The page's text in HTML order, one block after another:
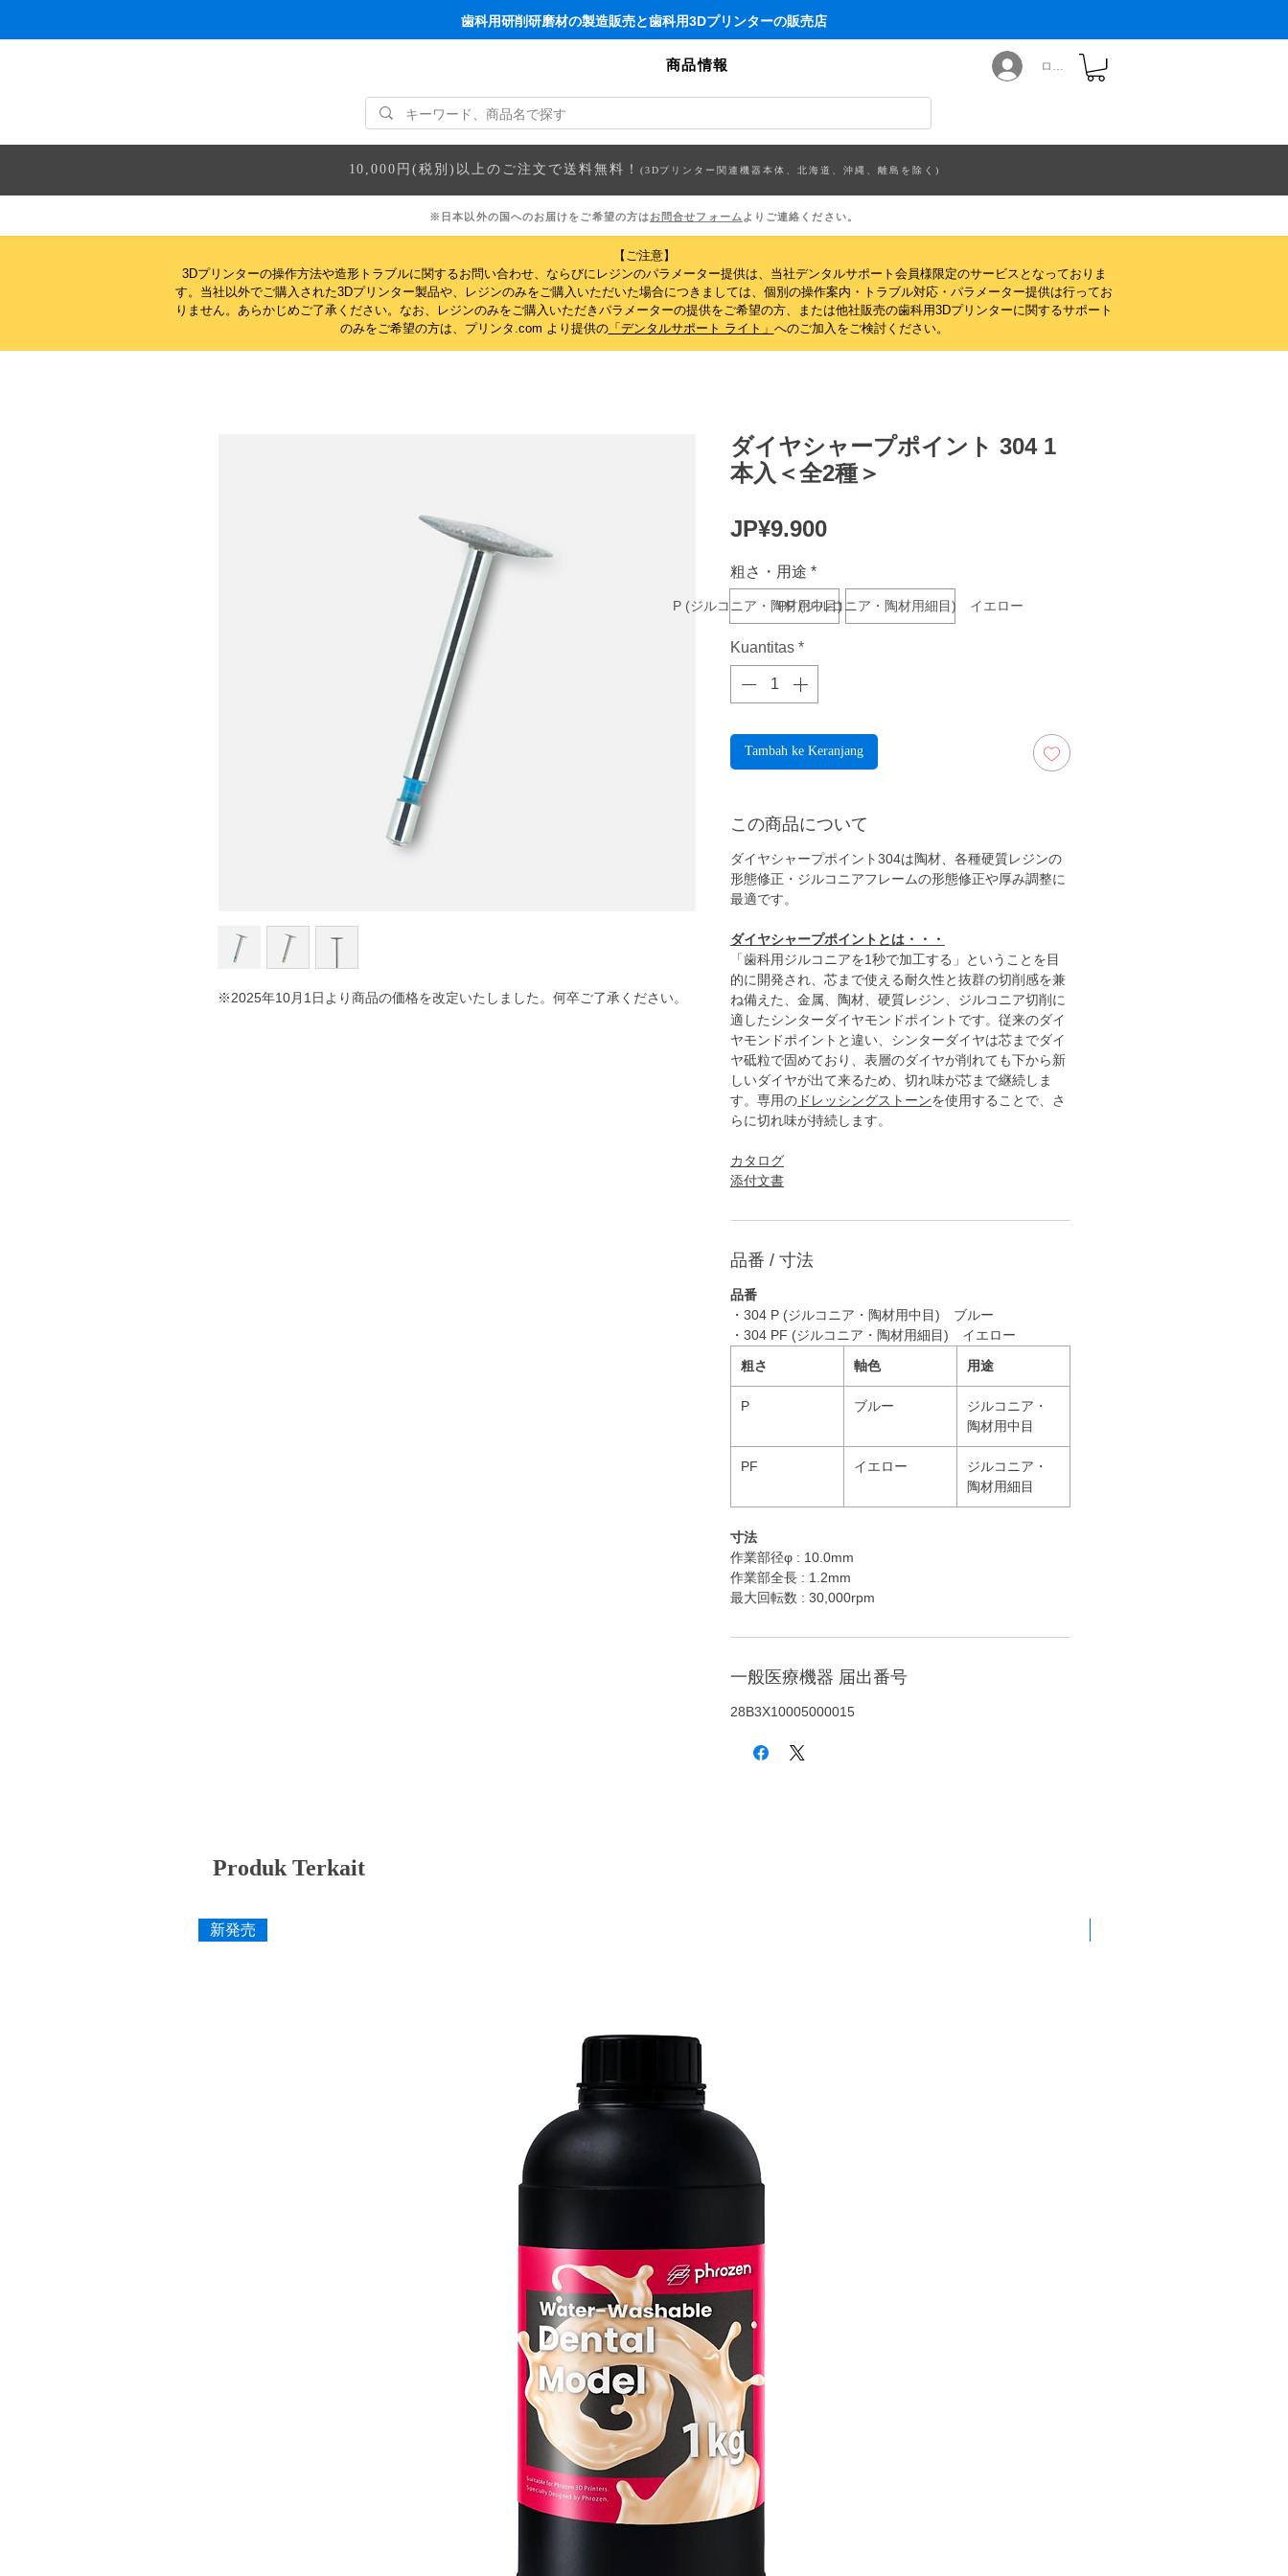
商品情報 ログイン
歯科用研削研磨材の製造販売と歯科用3Dプリンターの販売店
10,000円(税別)以上のご注文で送料無料！ (3Dプリンター関連機器本体、北海道、沖縄、離島を除く)
※日本以外の国へのお届けをご希望の方はお問合せフォームよりご連絡ください。
【ご注意】
3Dプリンターの操作方法や造形トラブルに関するお問い合わせ、ならびにレジンのパラメーター提供は、当社デンタルサポート会員様限定のサービスとなっておりま
す。当社以外でご購入された3Dプリンター製品や、レジンのみをご購入いただいた場合につきましては、個別の操作案内・トラブル対応・パラメーター提供は行ってお
りません。 あらかじめご了承ください。なお、レジンのみをご購入いただきパラメーターの提供をご希望の方、または他社販売の歯科用3Dプリンターに関するサポート
のみをご希望の方は、プリンタ.com より提供の「デンタルサポート ライト」 へのご加入をご検討ください。
※2025年10月1日より商品の価格を改定いたしました。何卒ご了承ください。
ダイヤシャープポイント 304 1
本入＜全2種＞
JP¥9.900Harga
粗さ・用途 *
P (ジルコニア・陶材用中目) ブルー
PF (ジルコニア・陶材用細目) イエロー
Kuantitas *
Tambah ke Keranjang
この商品について
ダイヤシャープポイント304は陶材、各種硬質レジンの
形態修正・ジルコニアフレームの形態修正や厚み調整に
最適です。
ダイヤシャープポイントとは・・・
「歯科用ジルコニアを1秒で加工する」ということを目
的に開発され、芯まで使える耐久性と抜群の切削感を兼
ね備えた、金属、陶材、硬質レジン、ジルコニア切削に
適したシンターダイヤモンドポイントです。従来のダイ
ヤモンドポイントと違い、シンターダイヤは芯までダイ
ヤ砥粒で固めており、表層のダイヤが削れても下から新
しいダイヤが出て来るため、切れ味が芯まで継続しま
す。専用の ドレッシングストーンを使用することで、さ
らに切れ味が持続します。
カタログ
添付文書
品番 / 寸法
品番
・304 P (ジルコニア・陶材用中目) ブルー
・304 PF (ジルコニア・陶材用細目) イエロー
粗さ
軸色 用途
P ブルー
ジルコニア・
陶材用中目
PF イエロー
ジルコニア・
陶材用細目
寸法
作業部径φ : 10.0mm
作業部全長 : 1.2mm
最大回転数 : 30,000rpm
一般医療機器 届出番号
28B3X10005000015
Produk Terkait
新発売